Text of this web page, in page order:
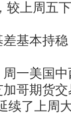
较上周五
基本持稳
一美国中
哥期货
续了上周